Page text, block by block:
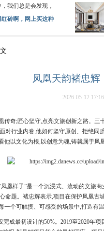
我们总是会发现，
砖啊，网上买这种
凤凰天韵褚忠辉
2026-05-12
传奇;匠心坚守,点亮文旅创新之路。
对行业内卷,他如何坚守原创、拒绝
他以文化为根,以创意为魂,铸就属于凤
凰样子”是一个沉浸式、流动的文旅
命题。褚忠辉表示,项目在保护凤凰
一个可触摸、可感受的场景中,打造有
完成最初设计的50%。2019至2020年